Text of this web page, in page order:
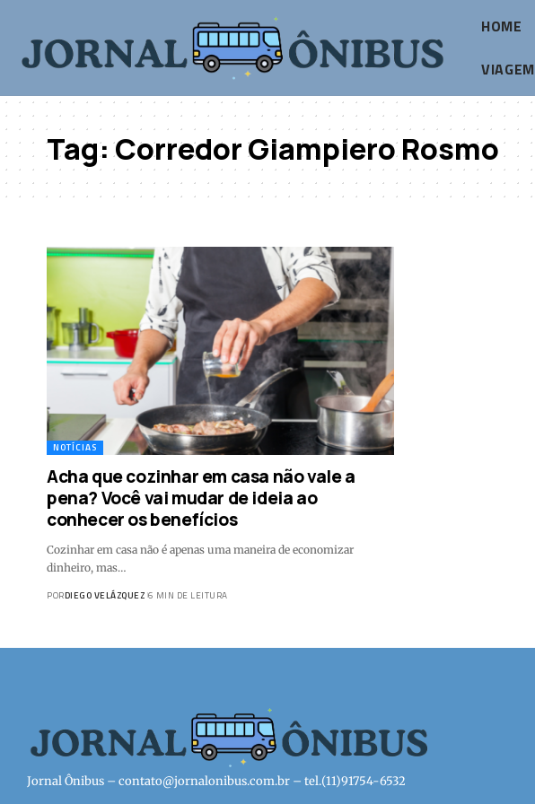
HOME
VIAGEM
Tag:Corredor Giampiero Rosmo
NOTÍCIAS
Acha que cozinhar em casa não vale a
pena? Você vai mudar de ideia ao
conhecer os benefícios
Cozinhar em casa não é apenas uma maneira de economizar
dinheiro, mas…
PORDIEGO VELÁZQUEZ 6 MIN DE LEITURA
Jornal Ônibus – contato@jornalonibus.com.br – tel.(11)91754-6532